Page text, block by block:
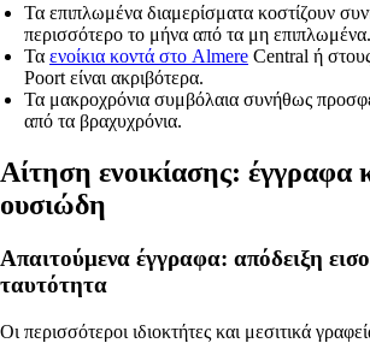
Τα επιπλωμένα διαμερίσματα κοστίζουν
περισσότερο το μήνα από τα μη επιπλωμένα.
Τα ενοίκια κοντά στο Almere Central ή
Poort είναι ακριβότερα.
Τα μακροχρόνια συμβόλαια συνήθως
από τα βραχυχρόνια.
Αίτηση ενοικίασης: έγγραφα
ουσιώδη
Απαιτούμενα έγγραφα: απόδειξη
ταυτότητα
Οι περισσότεροι ιδιοκτήτες και μεσιτικά